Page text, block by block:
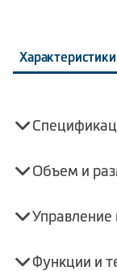
Характеристики
Объем и
Управление
Функции и